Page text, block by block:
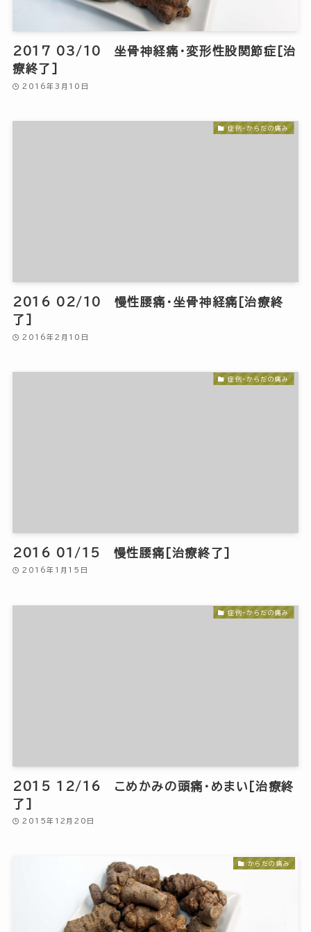
2017 03/10 坐骨神経痛・変形性股関節症[治
療終了]
2016年3月10日
症例-からだの痛み
2016 02/10 慢性腰痛・坐骨神経痛[治療終
了]
2016年2月10日
症例-からだの痛み
2016 01/15 慢性腰痛[治療終了]
2016年1月15日
症例-からだの痛み
2015 12/16 こめかみの頭痛・めまい[治療終
了]
2015年12月20日
からだの痛み